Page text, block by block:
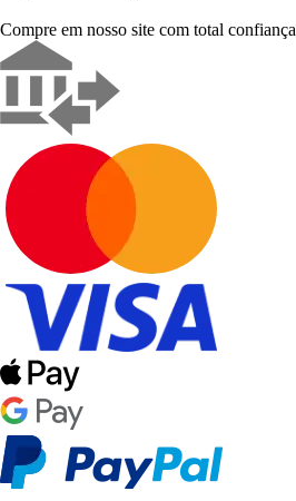
Compre em nosso site com total confiança